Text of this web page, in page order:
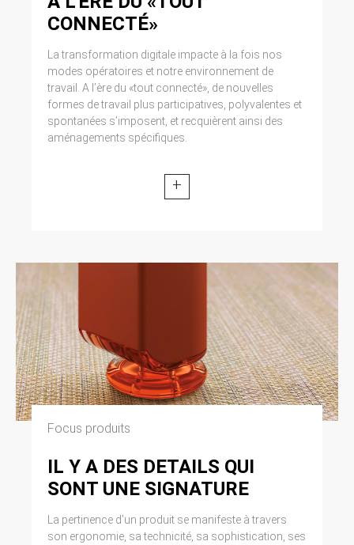
CONNECTÉ»
La transformation digitale impacte à la fois nos
modes opératoires et notre environnement de
travail. A l’ère du «tout connecté», de nouvelles
formes de travail plus participatives, polyvalentes et
spontanées s’imposent, et recquièrent ainsi des
aménagements spécifiques.
+
Focus produits
IL Y A DES DETAILS QUI
SONT UNE SIGNATURE
La pertinence d’un produit se manifeste à travers
son ergonomie, sa technicité, sa sophistication, ses